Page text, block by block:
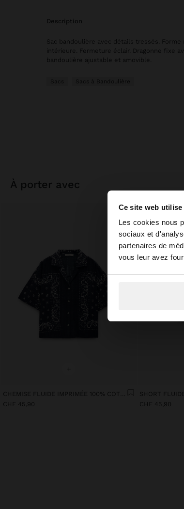
Ce site web
Les cookies nous
sociaux et
partenaires de
vous leur avez
bonjour
Vous
description
Sac bandoulière avec détails tressés. Forme
intérieure. Fermeture éclair. Dragonne fixe
bandoulière ajustable et amovible.
Sacs Sacs à Bandoulière
à porter avec
+
CHF 45,90
SHORT
CHF 45,90